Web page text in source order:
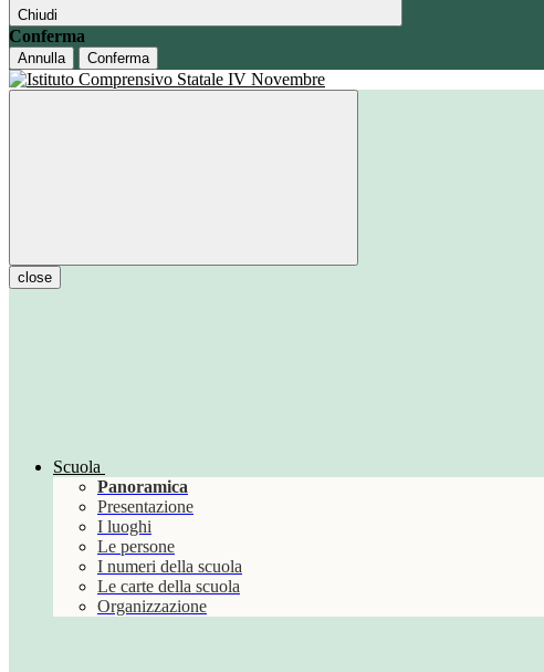
Chiudi
Conferma
Annulla Conferma
close
Scuola
Panoramica
Presentazione
I luoghi
Le persone
I numeri della scuola
Le carte della scuola
Organizzazione